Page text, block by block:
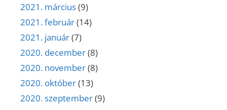
2021. március(9)
2021. február(14)
2021. január(7)
2020. december(8)
2020. november(8)
2020. október(13)
2020. szeptember(9)